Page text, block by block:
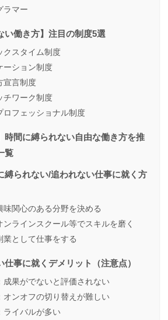
ラマー
い働き方】注目の制度5選
スタイム制度
ション制度
言制度
ワーク制度
フェッショナル制度
時間に縛られない自由な働き方を推
覧
縛られない/追われない仕事に就く方
関心のある分野を決める
ラインスクール等でスキルを磨く
として仕事をする
仕事に就くデメリット（注意点）
果がでないと評価されない
ンオフの切り替えが難しい
イバルが多い